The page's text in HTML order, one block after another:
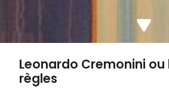
Leonardo Cremonini ou
règles